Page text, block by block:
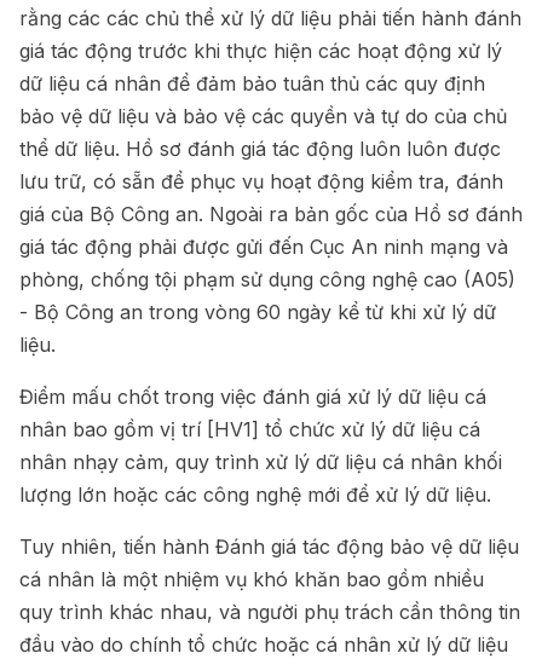
rằng các các chủ thể xử lý dữ liệu phải tiến hành đánh
giá tác động trước khi thực hiện các hoạt động xử lý
dữ liệu cá nhân để đảm bảo tuân thủ các quy định
bảo vệ dữ liệu và bảo vệ các quyền và tự do của chủ
thể dữ liệu. Hồ sơ đánh giá tác động luôn luôn được
lưu trữ, có sẵn để phục vụ hoạt động kiểm tra, đánh
giá của Bộ Công an. Ngoài ra bản gốc của Hồ sơ đánh
giá tác động phải được gửi đến Cục An ninh mạng và
phòng, chống tội phạm sử dụng công nghệ cao (A05)
- Bộ Công an trong vòng 60 ngày kể từ khi xử lý dữ
liệu.
Điểm mấu chốt trong việc đánh giá xử lý dữ liệu cá
nhân bao gồm vị trí [HV1] tổ chức xử lý dữ liệu cá
nhân nhạy cảm, quy trình xử lý dữ liệu cá nhân khối
lượng lớn hoặc các công nghệ mới để xử lý dữ liệu.
Tuy nhiên, tiến hành Đánh giá tác động bảo vệ dữ liệu
cá nhân là một nhiệm vụ khó khăn bao gồm nhiều
quy trình khác nhau, và người phụ trách cần thông tin
đầu vào do chính tổ chức hoặc cá nhân xử lý dữ liệu